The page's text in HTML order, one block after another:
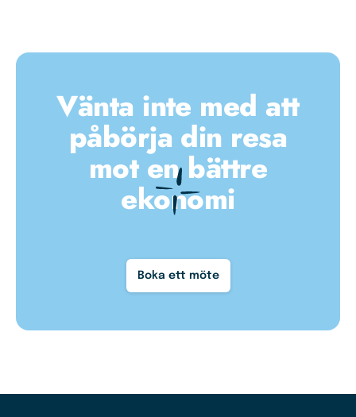
Vänta inte med att
påbörja din resa
mot en bättre
ekonomi
Boka ett möte